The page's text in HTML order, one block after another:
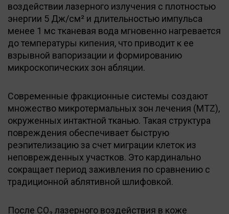
воздействии лазерного излучения с плотностью
энергии 5 Дж/см² и длительностью импульса
менее 1 мс тканевая вода мгновенно нагревается
до температуры кипения, что приводит к ее
взрывной вапоризации и формированию
микроскопических зон абляции.
Современные фракционные системы создают
множество микротермальных зон лечения (MTZ),
окруженных интактной тканью. Такая структура
повреждения обеспечивает быструю
реэпителизацию за счет миграции клеток из
неповрежденных участков. Это кардинально
сокращает период заживления по сравнению с
традиционной аблятивной шлифовкой.
После CO₂ лазерного воздействия в коже